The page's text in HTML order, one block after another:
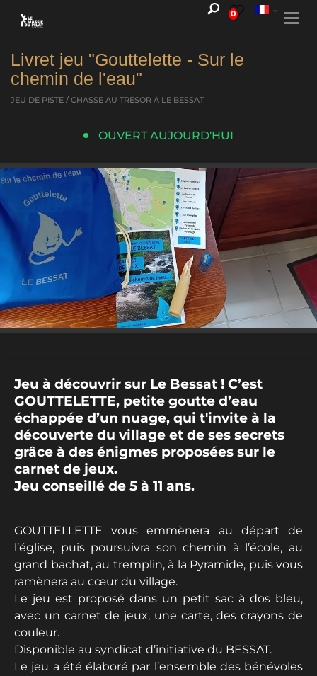
0
Livret jeu "Gouttelette - Sur le
chemin de l'eau"
JEU DE PISTE / CHASSE AU TRÉSOR À LE BESSAT
OUVERT AUJOURD'HUI
Jeu à découvrir sur Le Bessat ! C’est
GOUTTELETTE, petite goutte d’eau
échappée d’un nuage, qui t'invite à la
découverte du village et de ses secrets
grâce à des énigmes proposées sur le
carnet de jeux.
Jeu conseillé de 5 à 11 ans.
GOUTTELLETTE vous emmènera au départ de
l’église, puis poursuivra son chemin à l’école, au
grand bachat, au tremplin, à la Pyramide, puis vous
ramènera au cœur du village.
Le jeu est proposé dans un petit sac à dos bleu,
avec un carnet de jeux, une carte, des crayons de
couleur.
Disponible au syndicat d’initiative du BESSAT.
Le jeu a été élaboré par l’ensemble des bénévoles